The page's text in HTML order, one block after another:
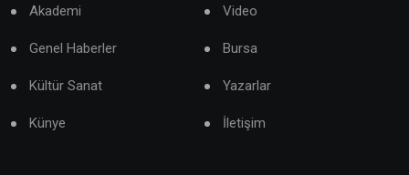
Akademi Video
Genel Haberler Bursa
Kültür Sanat Yazarlar
Künye İletişim